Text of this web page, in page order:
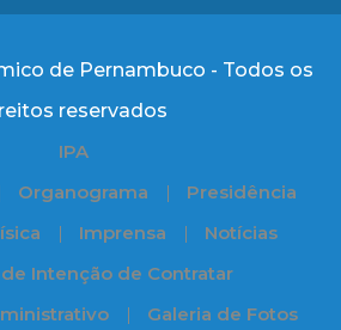
de Pernambuco - Todos os
reservados
IPA
Organograma
Presidência
Imprensa
Notícias
Intenção de Contratar
Galeria de Fotos